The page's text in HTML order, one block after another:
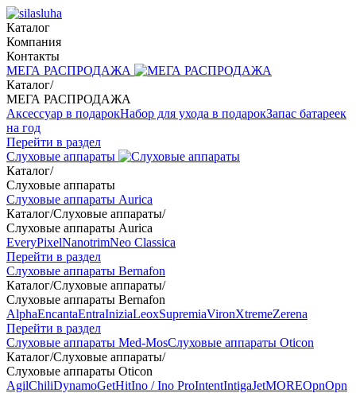
Каталог
Компания
Контакты
МЕГА РАСПРОДАЖА
Каталог/
МЕГА РАСПРОДАЖА
Аксессуар в подарокНабор для ухода в подарокЗапас батареек
на год
Перейти в раздел
Слуховые аппараты
Каталог/
Слуховые аппараты
Слуховые аппараты Aurica
Каталог/Слуховые аппараты/
Слуховые аппараты Aurica
EveryPixelNanotrimNeo Classica
Перейти в раздел
Слуховые аппараты Bernafon
Каталог/Слуховые аппараты/
Слуховые аппараты Bernafon
AlphaEncantaEntraIniziaLeoxSupremiaVironXtremeZerena
Перейти в раздел
Слуховые аппараты Med-MosСлуховые аппараты Oticon
Каталог/Слуховые аппараты/
Слуховые аппараты Oticon
AgilChiliDynamoGetHitIno / Ino ProIntentIntigaJetMOREOpnOpn